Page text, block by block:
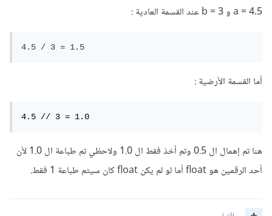
a = 4.5 و b = 3 عند القسمة العادية
4.5 / 3 = 1.5
أما القسمة الأرضية
4.5 // 3 = 1.0
هنا تم إهمال ال 0.5 وتم أخذ فقط ال 1.0 ولاحظي تم طباعة ال 1.0 لأن
أحد الرقمين هو float أما لو لم يكن float كان سيتم طباعة 1 فقط.